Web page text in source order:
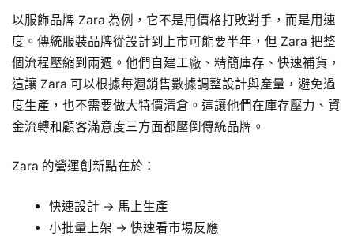
以服飾品牌 Zara 為例，它不是用價格打敗對手，而是用速
度。傳統服裝品牌從設計到上市可能要半年，但 Zara 把整
個流程壓縮到兩週。他們自建工廠、精簡庫存、快速補貨，
這讓 Zara 可以根據每週銷售數據調整設計與產量，避免過
度生產，也不需要做大特價清倉。這讓他們在庫存壓力、資
金流轉和顧客滿意度三方面都壓倒傳統品牌。
Zara 的營運創新點在於：
快速設計 → 馬上生產
小批量上架 → 快速看市場反應